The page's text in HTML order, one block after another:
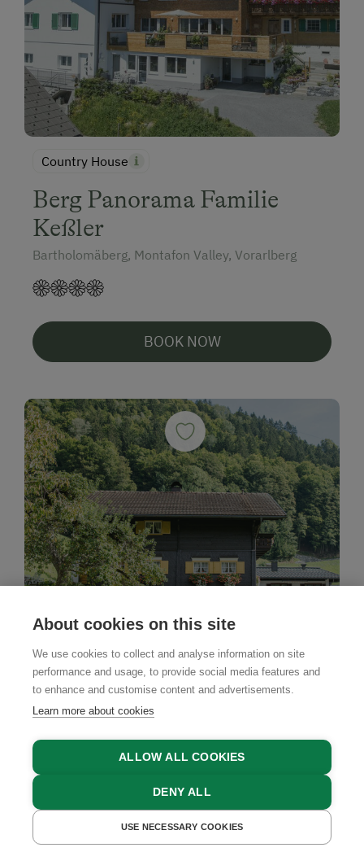
Country House
Berg Panorama Familie
Keßler
Bartholomäberg, Montafon Valley, Vorarlberg
BOOK NOW
Farm Stay
Landhaus Berthold
Schruns, Montafon Valley, Vorarlberg
GET A QUOTE
About cookies on this site
We use cookies to collect and analyse information on site
performance and usage, to provide social media features and
to enhance and customise content and advertisements.
Learn more about cookies
ALLOW ALL COOKIES
DENY ALL
USE NECESSARY COOKIES